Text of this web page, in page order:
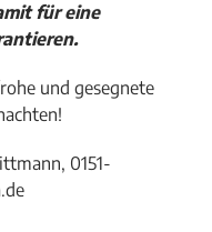
für eine
und gesegnete
0151-